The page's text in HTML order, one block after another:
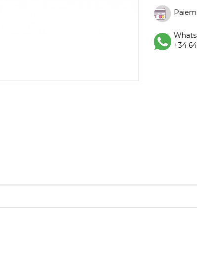
+34